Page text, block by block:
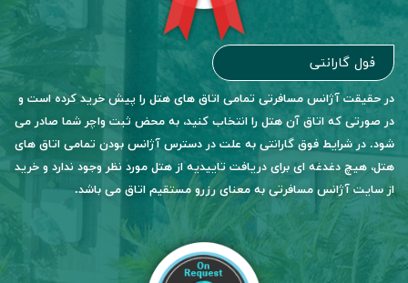
فول گارانتی
در حقیقت آژانس مسافرتی تمامی اتاق های هتل را پیش خرید کرده است و
در صورتی که اتاق آن هتل را انتخاب کنید، به محض ثبت واچر شما صادر می
شود. در شرایط فوق گارانتی به علت در دسترس آژانس بودن تمامی اتاق های
هتل، هیچ دغدغه ای برای دریافت تاییدیه از هتل مورد نظر وجود ندارد و خرید
از سایت آژانس مسافرتی به معنای رزرو مستقیم اتاق می باشد.